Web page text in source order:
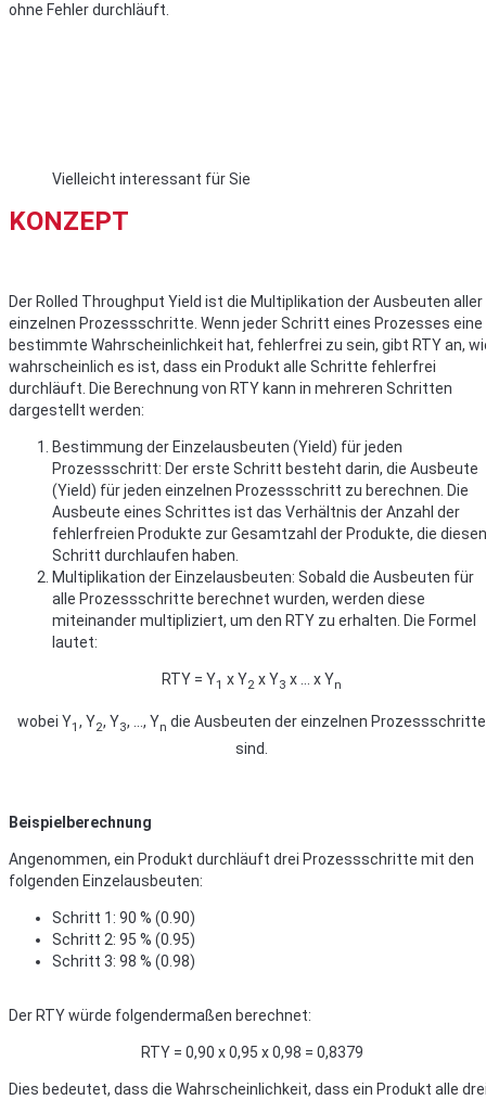
ohne Fehler durchläuft.
Vielleicht interessant für Sie
KONZEPT
Der Rolled Throughput Yield ist die Multiplikation der Ausbeuten aller
einzelnen Prozessschritte. Wenn jeder Schritt eines Prozesses eine
bestimmte Wahrscheinlichkeit hat, fehlerfrei zu sein, gibt RTY an,
wahrscheinlich es ist, dass ein Produkt alle Schritte fehlerfrei
durchläuft. Die Berechnung von RTY kann in mehreren Schritten
dargestellt werden:
Bestimmung der Einzelausbeuten (Yield) für jeden
Prozessschritt: Der erste Schritt besteht darin, die Ausbeute
(Yield) für jeden einzelnen Prozessschritt zu berechnen. Die
Ausbeute eines Schrittes ist das Verhältnis der Anzahl der
fehlerfreien Produkte zur Gesamtzahl der Produkte, die diesen
Schritt durchlaufen haben.
Multiplikation der Einzelausbeuten: Sobald die Ausbeuten für
alle Prozessschritte berechnet wurden, werden diese
miteinander multipliziert, um den RTY zu erhalten. Die Formel
lautet:
RTY = Y1 x Y2 x Y3 x … x Yn
wobei Y1 , Y2, Y3, …, Yn die Ausbeuten der einzelnen Prozessschritte
sind.
Beispielberechnung
Angenommen, ein Produkt durchläuft drei Prozessschritte mit den
folgenden Einzelausbeuten:
Schritt 1: 90 % (0.90)
Schritt 2: 95 % (0.95)
Schritt 3: 98 % (0.98)
Der RTY würde folgendermaßen berechnet:
RTY = 0,90 x 0,95 x 0,98 = 0,8379
Dies bedeutet, dass die Wahrscheinlichkeit, dass ein Produkt alle